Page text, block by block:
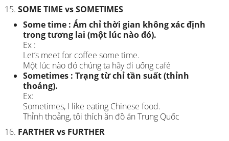
SOME TIME vs SOMETIMES
Some time : Ám chỉ thời gian không xác định
trong tương lai (một lúc nào đó).
Ex :
Let’s meet for coffee some time.
Một lúc nào đó chúng ta hãy đi uống café
Sometimes : Trạng từ chỉ tần suất (thỉnh
thoảng).
Ex:
Sometimes, I like eating Chinese food.
Thỉnh thoảng, tôi thích ăn đồ ăn Trung Quốc
FARTHER vs FURTHER